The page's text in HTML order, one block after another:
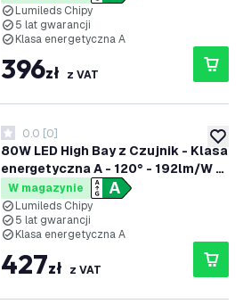
Możliwość ściemniania - 5 lat
gwarancji - Copy
Lumileds Chipy
5 lat gwarancji
Klasa energetyczna A
396zł z VAT
dodaj
80W LED High Bay z Czujnik - Klasa
energetyczna A - 120° - 192lm/W -
6000K - IP65 - Możliwość
przyciemniania
0 Gwiazdki oceny
0.0 [0]
W magazynie
Lumileds Chipy
5 lat gwarancji
Klasa energetyczna A
427zł z VAT